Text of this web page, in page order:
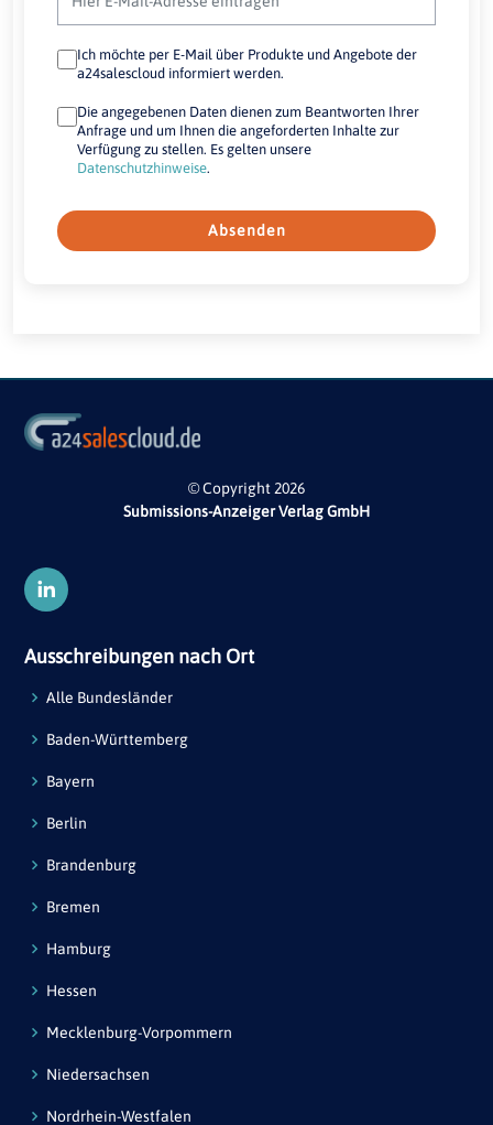
Ich möchte per E-Mail über Produkte und Angebote der
a24salescloud informiert werden.
Die angegebenen Daten dienen zum Beantworten Ihrer
Anfrage und um Ihnen die angeforderten Inhalte zur
Verfügung zu stellen. Es gelten unsere
Datenschutzhinweise.
Absenden
© Copyright 2026
Submissions-Anzeiger Verlag GmbH
Ausschreibungen nach Ort
Alle Bundesländer
Baden-Württemberg
Bayern
Berlin
Brandenburg
Bremen
Hamburg
Hessen
Mecklenburg-Vorpommern
Niedersachsen
Nordrhein-Westfalen